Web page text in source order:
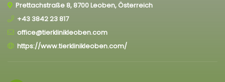
Prettachstraße 8, 8700 Leoben, Österreich
+43 3842 23 817
office@tierklinikleoben.com
https://www.tierklinikleoben.com/